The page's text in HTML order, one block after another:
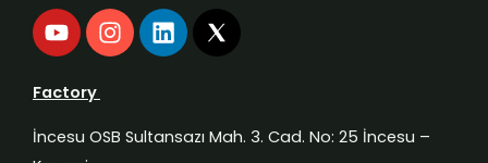
Y
o
u
t
b
I
n
s
g
L
i
n
d
Factory
İncesu OSB Sultansazı Mah. 3. Cad. No: 25 İncesu –